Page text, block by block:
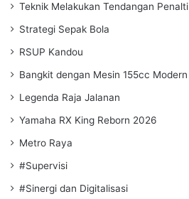
Teknik Melakukan Tendangan Penalti
Strategi Sepak Bola
RSUP Kandou
Bangkit dengan Mesin 155cc Modern
Legenda Raja Jalanan
Yamaha RX King Reborn 2026
Metro Raya
#Supervisi
#Sinergi dan Digitalisasi